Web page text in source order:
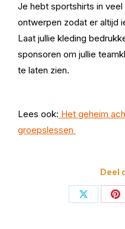
Je hebt sportshirts in
ontwerpen zodat er altijd
Laat jullie kleding
sponsoren om jullie
te laten zien.
Lees ook: Het geheim
groepslessen
Deel
Deel